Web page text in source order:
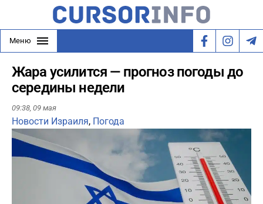
Меню
Жара усилится — прогноз погоды до
середины недели
09:38, 09 мая
Новости Израиля, Погода